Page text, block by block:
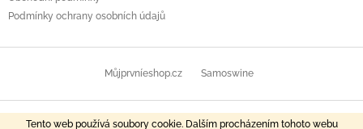
Tento web používá soubory cookie. Dalším procházením tohoto webu
Podmínky ochrany osobních údajů
Můjprvníeshop.cz Samoswine
Vytvořil Shoptet Copyright 2026SAMOSWINE. Všechna práva vyhrazena.